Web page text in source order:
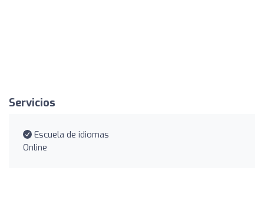
Servicios
Escuela de idiomas
Online